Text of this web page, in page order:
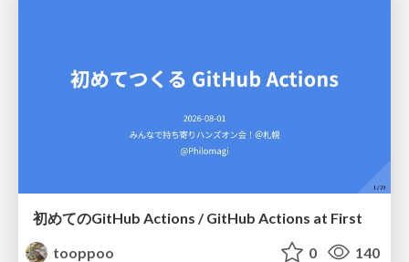
初めてのGitHub Actions / GitHub Actions at First
tooppoo
0 140